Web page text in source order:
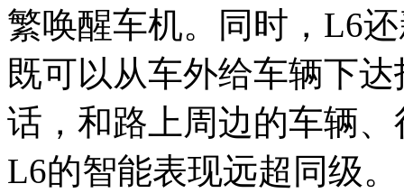
繁唤醒车机。同时，L6
既可以从车外给车辆下
话，和路上周边的车辆
L6的智能表现远超同级。